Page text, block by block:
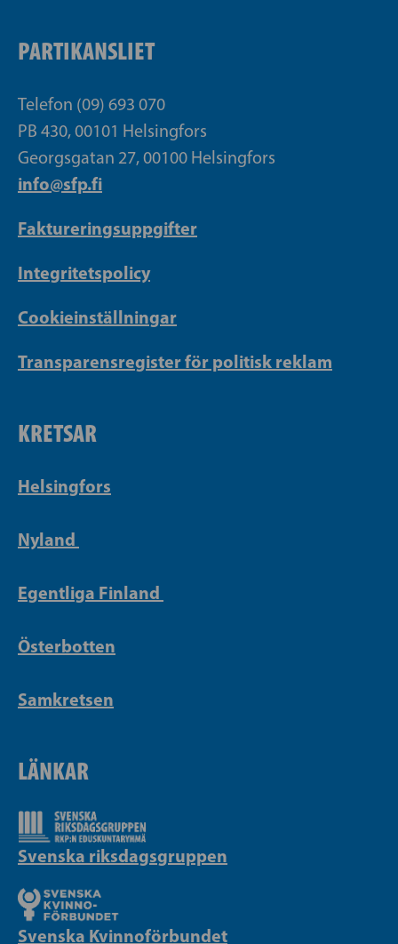
PARTIKANSLIET
Telefon (09) 693 070
PB 430, 00101 Helsingfors
Georgsgatan 27, 00100 Helsingfors
info@sfp.fi
Faktureringsuppgifter
Integritetspolicy
Cookieinställningar
Transparensregister för politisk reklam
KRETSAR
Helsingfors
Nyland
Egentliga Finland
Österbotten
Samkretsen
LÄNKAR
Svenska riksdagsgruppen
Svenska Kvinnoförbundet